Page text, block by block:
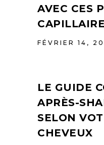
AVEC CES
FÉVRIER 14,
LE GUIDE
APRÈS-
SELON
CHEVEUX